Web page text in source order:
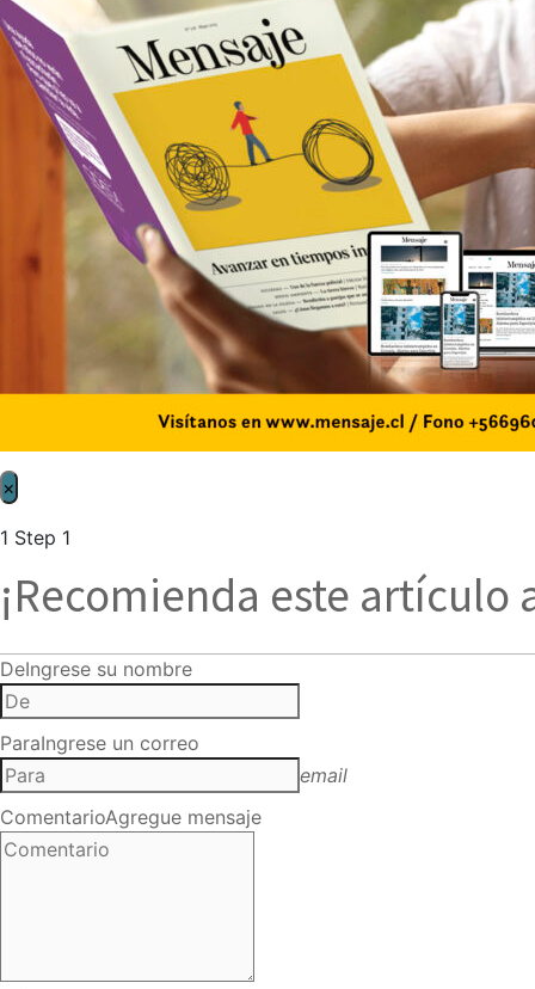
×
1 Step 1
¡Recomienda este artículo
DeIngrese su nombre
ParaIngrese un correo
email
ComentarioAgregue mensaje